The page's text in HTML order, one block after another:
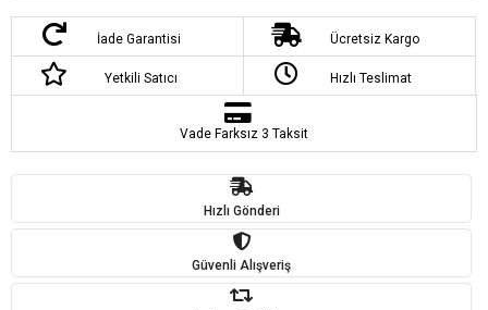
İade Garantisi Ücretsiz Kargo
Yetkili Satıcı Hızlı Teslimat
Vade Farksız 3 Taksit
Hızlı Gönderi
Güvenli Alışveriş